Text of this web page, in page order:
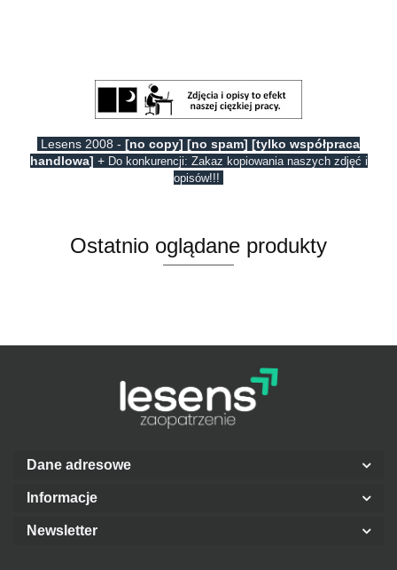
Lesens 2008 - [no copy] [no spam] [tylko współpraca
handlowa] + Do konkurencji: Zakaz kopiowania naszych zdjęć i
opisów!!!
Ostatnio oglądane produkty
Dane adresowe
Informacje
Newsletter